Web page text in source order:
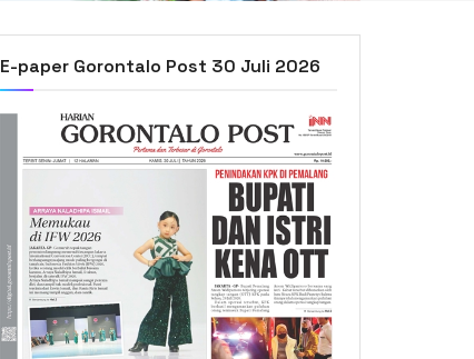
E-paper Gorontalo Post 30 Juli 2026